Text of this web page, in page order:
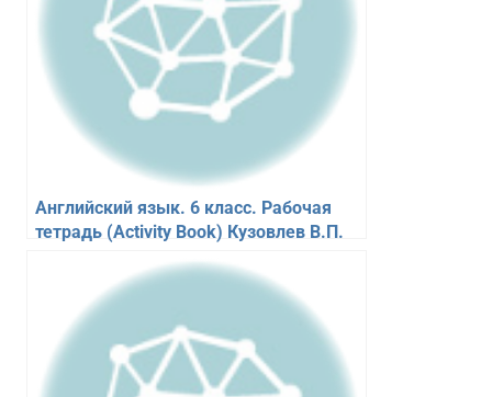
Английский язык. 6 класс. Рабочая
тетрадь (Activity Book) Кузовлев В.П.